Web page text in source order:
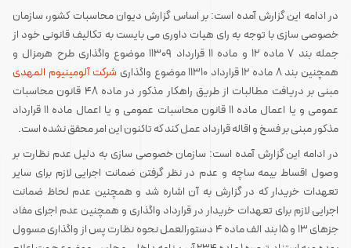
در ادامه این گزارش آمده است: بر اساس گزارش دیوان محاسبات کشور، سازمان
خصوصی سازی با توجه به رای هیات داوری می بایست به تکالیف قانونی خود از
جمله بند 7 ماده 12 و ماده 11 قرارداد 11309 موضوع واگذاری طرح هرمزال و
همچنین بند 8 ماده 12 قرارداد 11310 موضوع واگذاری
شرکت آلومینیوم المهدی
مبنی بر دریافت مطالبات از طریق راهکار مذکور در ماده 48 قانون محاسبات
عمومی و یا اعمال ماده 11 قانون محاسبات عمومی و یا اعمال ماده 11 قرارداد
مذکور مبنی بر فسخ و اقاله قرارداد عمل کند که تاکنون این امر محقق نشده است.
در ادامه این گزارش آمده است: سازمان خصوصی سازی به دلیل عدم نظارت بر
وصول اقساط بیمه ساچه و عدم در نظر گرفتن ضمانت اجرایی لازم برای سایر
تعهدات خریدار که در گزارش به آن اشاره شد و همچنین عدم لحاظ ضمانت
اجرایی لازم برای تعهدات خریدار در قرارداد واگذاری و همچنین عدم اجرای مفاد
جزهای 13 و 15 بند الف ماده 4 دستورالعمل نحوه نظارت پس از واگذاری مسوول